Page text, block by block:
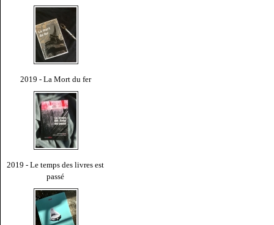
2019 - La Mort du fer
2019 - Le temps des livres est
passé